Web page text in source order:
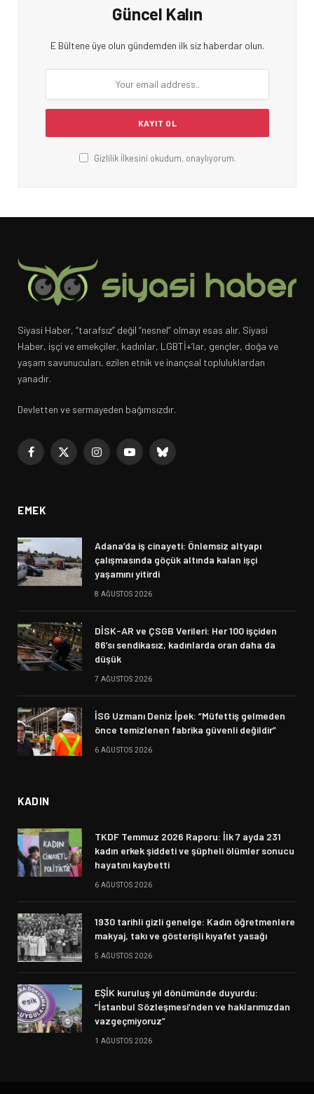
Güncel Kalın
E Bültene üye olun gündemden ilk siz haberdar olun.
Gizlilik İlkesini okudum, onaylıyorum.
Siyasi Haber, “tarafsız” değil “nesnel” olmayı esas alır. Siyasi
Haber, işçi ve emekçiler, kadınlar, LGBTİ+’lar, gençler, doğa ve
yaşam savunucuları, ezilen etnik ve inançsal topluluklardan
yanadır.
Devletten ve sermayeden bağımsızdır.
Facebook
X
InstagramYouTubeBluesky
EMEK
Adana’da iş cinayeti: Önlemsiz altyapı
çalışmasında göçük altında kalan işçi
yaşamını yitirdi
8 AĞUSTOS 2026
DİSK-AR ve ÇSGB Verileri: Her 100 işçiden
86’sı sendikasız, kadınlarda oran daha da
düşük
7 AĞUSTOS 2026
İSG Uzmanı Deniz İpek: “Müfettiş gelmeden
önce temizlenen fabrika güvenli değildir”
6 AĞUSTOS 2026
KADIN
TKDF Temmuz 2026 Raporu: İlk 7 ayda 231
kadın erkek şiddeti ve şüpheli ölümler sonucu
hayatını kaybetti
6 AĞUSTOS 2026
1930 tarihli gizli genelge: Kadın öğretmenlere
makyaj, takı ve gösterişli kıyafet yasağı
5 AĞUSTOS 2026
EŞİK kuruluş yıl dönümünde duyurdu:
“İstanbul Sözleşmesi’nden ve haklarımızdan
vazgeçmiyoruz”
1 AĞUSTOS 2026